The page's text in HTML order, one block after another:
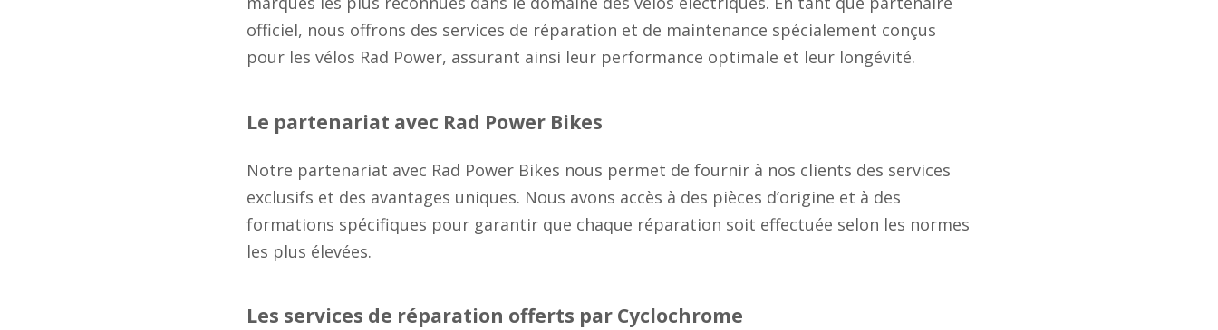
officiel, nous offrons des services de réparation et de maintenance spécialement conçus
pour les vélos Rad Power, assurant ainsi leur performance optimale et leur longévité.
Le partenariat avec Rad Power Bikes
Notre partenariat avec Rad Power Bikes nous permet de fournir à nos clients des services
exclusifs et des avantages uniques. Nous avons accès à des pièces d’origine et à des
formations spécifiques pour garantir que chaque réparation soit effectuée selon les normes
les plus élevées.
Les services de réparation offerts par Cyclochrome